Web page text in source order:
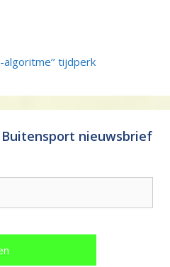
tijdperk
nieuwsbrief